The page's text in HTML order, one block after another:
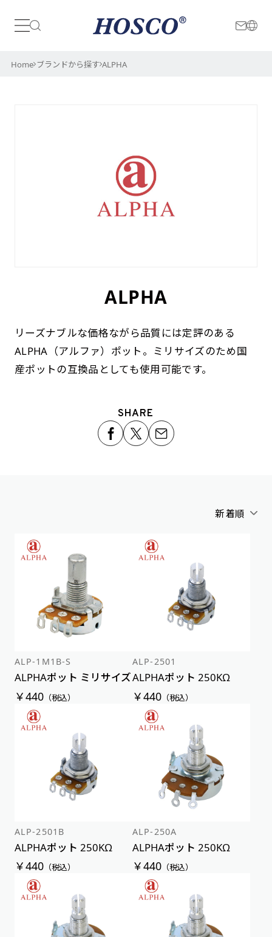
日本
Home ブランドから探す ALPHA
ALPHA
リーズナブルな価格ながら品質には定評のある
ALPHA（アルファ）ポット。ミリサイズのため国
産ポットの互換品としても使用可能です。
SHARE
新着順
新着順
価格が安い順
価格が高い順
ALP-1M1B-S
ALPHAポット ミリサイズ
￥440（税込）
ALP-2501
ALPHAポット 250KΩ
￥440 （税込）
ALP-2501B
ALPHAポット 250KΩ
￥440（税込）
ALP-250A
ALPHAポット 250KΩ
￥440 （税込）